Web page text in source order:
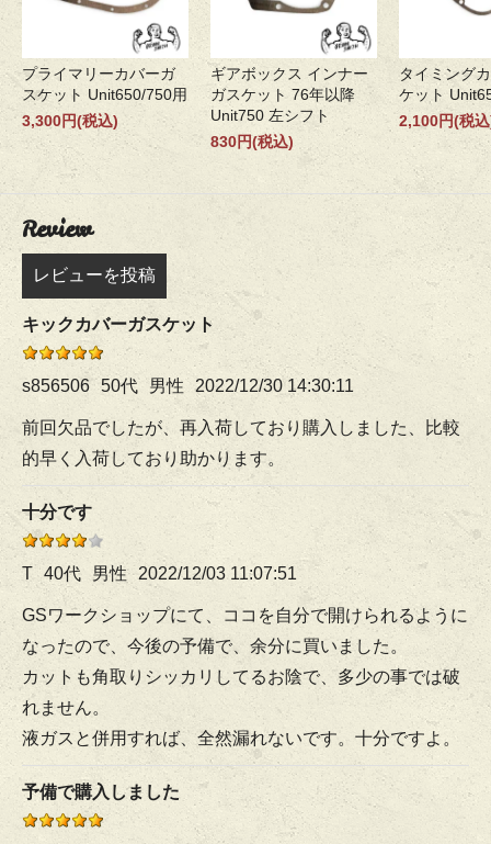
プライマリーカバーガ
スケット Unit650/750用
3,300円(税込)
ギアボックス インナー
ガスケット 76年以降
Unit750 左シフト
830円(税込)
タイミング
ケット
2,100円(税
Review
レビューを投稿
キックカバーガスケット
s856506 50代 男性 2022/12/30 14:30:11
前回欠品でしたが、再入荷しており購入しました、比較
的早く入荷しており助かります。
十分です
T 40代 男性 2022/12/03 11:07:51
GSワークショップにて、ココを自分で開けられるように
なったので、今後の予備で、余分に買いました。
カットも角取りシッカリしてるお陰で、多少の事では破
れません。
液ガスと併用すれば、全然漏れないです。十分ですよ。
予備で購入しました